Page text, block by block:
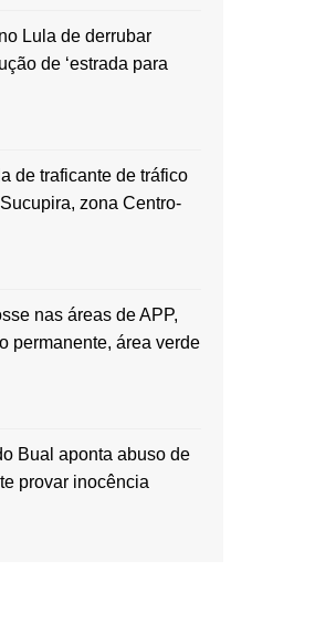
Lula de derrubar
de ‘estrada para
de traficante de tráfico
zona Centro-
nas áreas de APP,
permanente, área verde
Bual aponta abuso de
provar inocência